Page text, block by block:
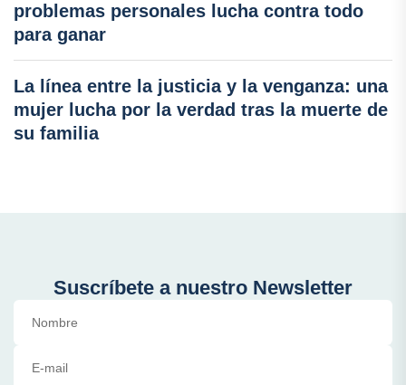
problemas personales lucha contra todo
para ganar
La línea entre la justicia y la venganza: una
mujer lucha por la verdad tras la muerte de
su familia
Suscríbete a nuestro Newsletter